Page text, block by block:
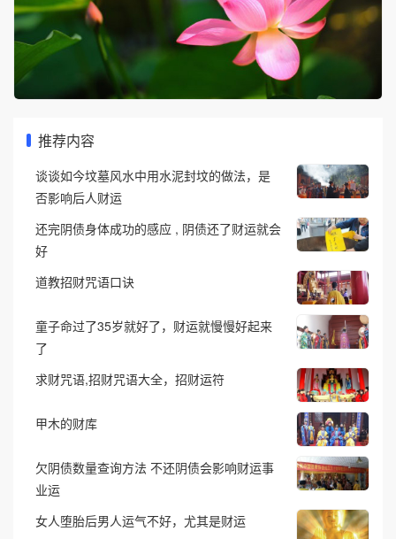
推荐内容
谈谈如今坟墓风水中用水泥封坟的做法，是
否影响后人财运
还完阴债身体成功的感应 , 阴债还了财运就会
好
道教招财咒语口诀
童子命过了35岁就好了，财运就慢慢好起来
了
求财咒语,招财咒语大全，招财运符
甲木的财库
欠阴债数量查询方法 不还阴债会影响财运事
业运
女人堕胎后男人运气不好，尤其是财运